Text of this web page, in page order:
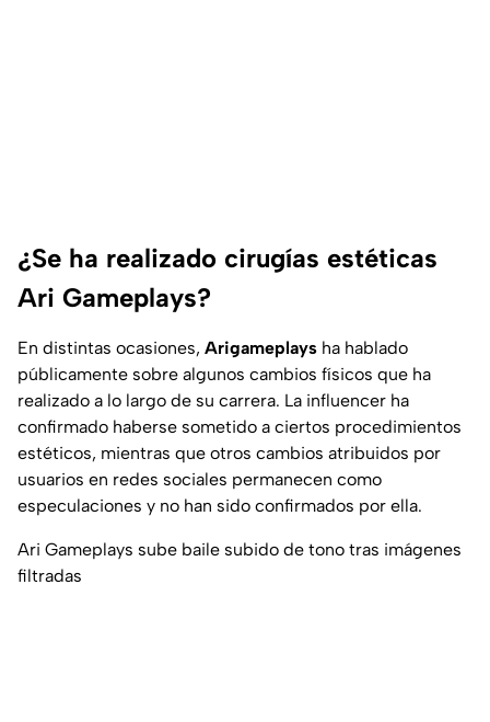
¿Se ha realizado cirugías estéticas
Ari Gameplays?
En distintas ocasiones, Arigameplays ha hablado
públicamente sobre algunos cambios físicos que ha
realizado a lo largo de su carrera. La influencer ha
confirmado haberse sometido a ciertos procedimientos
estéticos, mientras que otros cambios atribuidos por
usuarios en redes sociales permanecen como
especulaciones y no han sido confirmados por ella.
Ari Gameplays sube baile subido de tono tras imágenes
filtradas